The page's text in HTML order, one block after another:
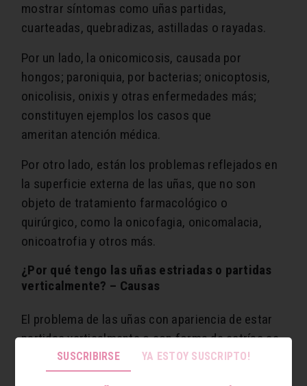
mostrar síntomas como uñas partidas,
cuarteadas, quebradizas, astilladas o rayadas.
Por un lado, la onicomicosis, causada por
hongos; paroniquia, por bacterias; onicoptosis,
onicolisis, onixis y otras enfermedades más;
constituyen ejemplos los casos que
ameritan atención médica.
Por otro lado, están los problemas reflejados en
la superficie externa de las uñas, que no son
objeto de tratamiento farmacológico o
quirúrgico, como la onicofagia, onicomalacia,
onicoatrofia y otros más.
¿Por qué tengo las uñas estriadas o partidas
verticalmente? – Causas
El problema de las uñas con apariencia de estar
partidas verticalmente o con forma de estrías se
puede apreciar con mucha incidencia en
pacientes que ya entraron a la senectud. Sin
SUSCRIBIRSE YA ESTOY SUSCRIPTO!